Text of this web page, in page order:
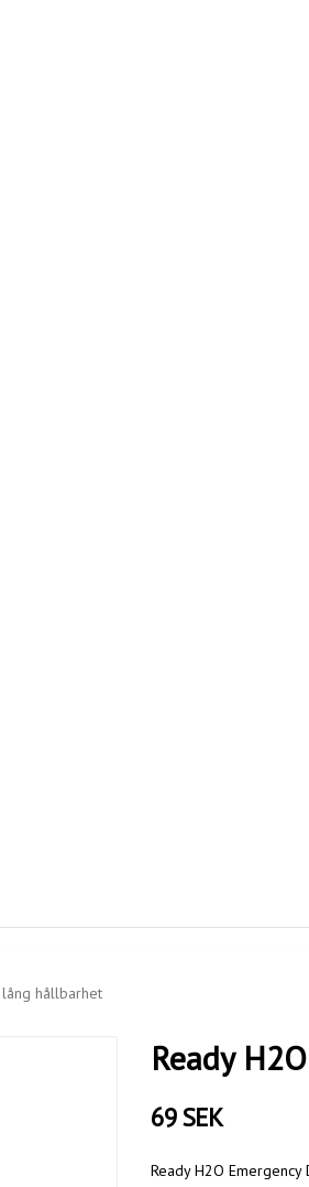
lång hållbarhet
Ready
69 SEK
Ready H2O